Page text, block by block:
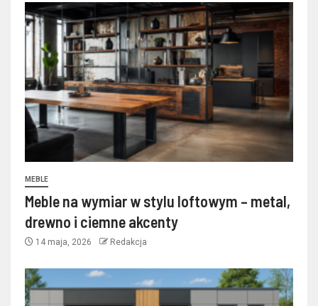
MEBLE
Meble na wymiar w stylu loftowym – metal,
drewno i ciemne akcenty
14 maja, 2026 Redakcja